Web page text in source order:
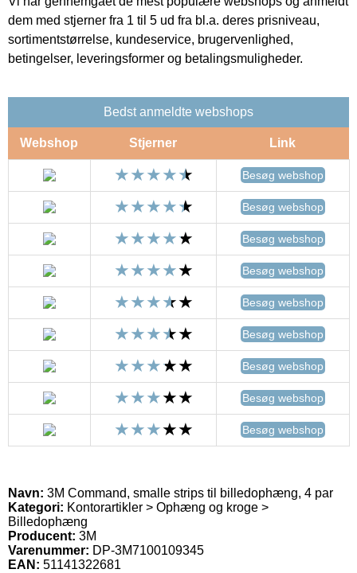
dem med stjerner fra 1 til 5 ud fra bl.a. deres prisniveau,
sortimentstørrelse, kundeservice, brugervenlighed,
betingelser, leveringsformer og betalingsmuligheder.
Bedst anmeldte webshops
Webshop Stjerner Link
Besøg webshop
Besøg webshop
Besøg webshop
Besøg webshop
Besøg webshop
Besøg webshop
Besøg webshop
Besøg webshop
Besøg webshop
Navn: 3M Command, smalle strips til billedophæng, 4 par
Kategori: Kontorartikler > Ophæng og kroge >
Billedophæng
Producent: 3M
Varenummer: DP-3M7100109345
EAN: 51141322681